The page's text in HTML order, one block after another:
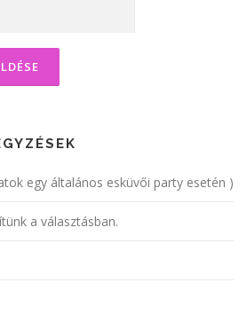
egy általános esküvői party esetén )
a választásban.